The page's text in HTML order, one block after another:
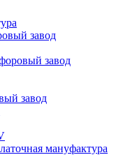
завод
завод
завод
мануфактура